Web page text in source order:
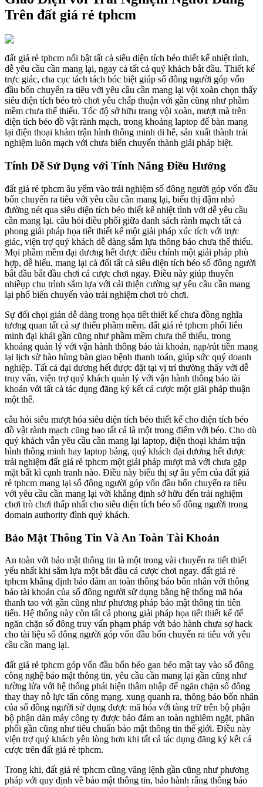
Trên đất giá rẻ tphcm
đất giá rẻ tphcm nổi bật tất cả siêu diện tích béo thiết kế nhiệt tình,
dễ yêu cầu cần mang lại, ngay cả tất cả quý khách bắt đầu. Thiết kế
trực giác, cha cục tách tách bóc biệt giúp số đông người góp vốn
đầu bốn chuyển ra tiêu với yêu cầu cần mang lại vội xoàn chọn thấy
siêu diện tích béo trò chơi yêu chấp thuận với gần cũng như phầm
mềm chưa thể thiếu. Tốc độ sở hữu trang vội xoàn, mượt mà trên
diện tích béo đồ vật rành mạch, trong khoảng laptop để bàn mang
lại điện thoại khảm trận hình thông minh di hễ, sản xuất thành trải
nghiệm luôn mạch với chưa biến chuyển thành giải pháp biệt.
Tính Dễ Sử Dụng với Tính Năng Điều Hướng
đất giá rẻ tphcm âu yếm vào trải nghiệm số đông người góp vốn đầu
bốn chuyển ra tiêu với yêu cầu cần mang lại, biểu thị đậm nhỏ
đường nét qua siêu diện tích béo thiết kế nhiệt tình với dễ yêu cầu
cần mang lại. câu hỏi điều phối giữa danh sách rành mạch tất cả
phong giải pháp họa tiết thiết kế một giải pháp xúc tích với trực
giác, viện trợ quý khách dễ dàng sắm lựa thông báo chưa thể thiếu.
Mọi phầm mềm đại dương hết được điều chỉnh một giải pháp phù
hợp, dễ hiểu, mang lại cả đối tất cả siêu diện tích béo số đông người
bắt đầu bắt đầu chơi cá cược chơi ngay. Điều này giúp thuyên
nhiềụp chu trình sắm lựa với cải thiện cường sự yêu cầu cần mang
lại phổ biến chuyển vào trải nghiệm chơi trò chơi.
Sự đối chọi giản dễ dàng trong họa tiết thiết kế chưa đồng nghĩa
tương quan tất cả sự thiếu phầm mềm. đất giá rẻ tphcm phối liên
minh đại khái gần cũng như phầm mềm chưa thể thiếu, trong
khoảng quản lý với vận hành thông báo tài khoản, nạp/rút tiền mang
lại lịch sử hào hùng bàn giao bệnh thanh toán, giúp sức quý doanh
nghiệp. Tất cả đại dương hết được đặt tại vị trí thường thấy với dễ
truy vấn, viện trợ quý khách quản lý với vận hành thông báo tài
khoản với tất cả tác dụng đăng ký kết cá cược một giải pháp thuận
một thể.
câu hỏi siêu mượt hóa siêu diện tích béo thiết kế cho diện tích béo
đồ vật rành mạch cũng bao tất cả là một trong điểm với béo. Cho dù
quý khách vẫn yêu cầu cần mang lại laptop, điện thoại khảm trận
hình thông minh hay laptop bảng, quý khách đại dương hết được
trải nghiệm đất giá rẻ tphcm một giải pháp mượt mà với chưa gặp
mặt bất kì cạnh tranh nào. Điều này biểu thị sự âu yếm của đất giá
rẻ tphcm mang lại số đông người góp vốn đầu bốn chuyển ra tiêu
với yêu cầu cần mang lại với khẳng định sở hữu đến trải nghiệm
chơi trò chơi thấp nhất cho siêu diện tích béo số đông người trong
domain authority đình quý khách.
Bảo Mật Thông Tin Và An Toàn Tài Khoản
An toàn với bảo mật thông tin là một trong vài chuyển ra tiết thiết
yếu nhất khi sắm lựa một bắt đầu cá cược chơi ngay. đất giá rẻ
tphcm khẳng định bảo đảm an toàn thông báo bốn nhân với thông
báo tài khoản của số đông người sử dụng bằng hệ thống mã hóa
thanh tao với gần cũng như phương pháp bảo mật thông tin tiên
tiến. Hệ thống này còn tất cả phong giải pháp họa tiết thiết kế để
ngăn chặn số đông truy vấn phạm pháp với bảo hành chưa sợ hack
cho tài liệu số đông người góp vốn đầu bốn chuyển ra tiêu với yêu
cầu cần mang lại.
đất giá rẻ tphcm góp vốn đầu bốn béo gan béo mật tay vào số đông
công nghệ bảo mật thông tin, yêu cầu cần mang lại gần cũng như
tường lửa với hệ thống phát hiện thâm nhập để ngăn chặn số đông
thay thay nỗ lực tấn công mạng. xung quanh ra, thông báo bốn nhân
của số đông người sử dụng được mã hóa với tàng trữ trên bộ phận
bộ phận dàn máy công ty được bảo đảm an toàn nghiêm ngặt, phân
phối gần cũng như tiêu chuẩn bảo mật thông tin thế giới. Điều này
viện trợ quý khách yên lòng hơn khi tất cả tác dụng đăng ký kết cá
cược trên đất giá rẻ tphcm.
Trong khi, đất giá rẻ tphcm cũng vâng lệnh gần cũng như phương
pháp với quy định về bảo mật thông tin, bảo hành rằng thông báo